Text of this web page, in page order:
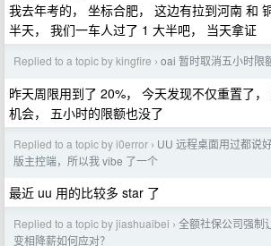
我去年考的， 坐标合肥， 这边有拉到河南 和
半天， 我们一车人过了 1 大半吧， 当天拿证
Replied to a topic by kingfire › oai 暂时取消五小时限
昨天周限用到了 20%， 今天发现不仅重置了
机会， 五小时的限额也没了
Replied to a topic by i0error › UU 远程桌面用过都说
版主控端，所以我 vibe 了一个
最近 uu 用的比较多 star 了
Replied to a topic by jiashuaibei › 全额社保公司强制
变相降薪如何应对？